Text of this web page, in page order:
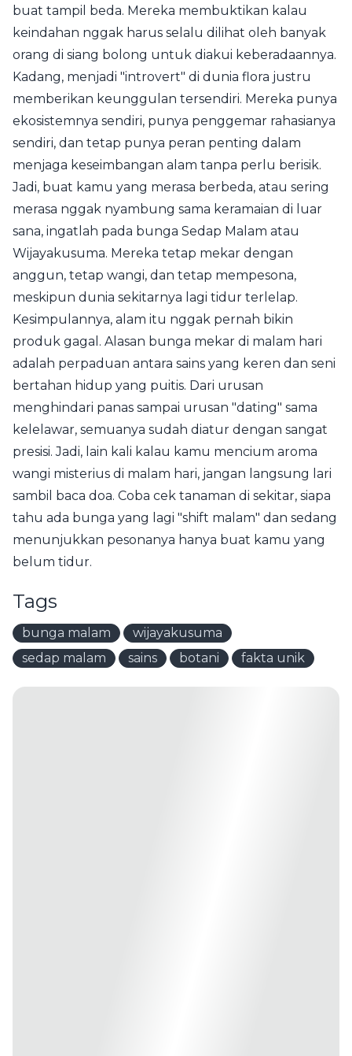
buat tampil beda. Mereka membuktikan kalau
keindahan nggak harus selalu dilihat oleh banyak
orang di siang bolong untuk diakui keberadaannya.
Kadang, menjadi "introvert" di dunia flora justru
memberikan keunggulan tersendiri. Mereka punya
ekosistemnya sendiri, punya penggemar rahasianya
sendiri, dan tetap punya peran penting dalam
menjaga keseimbangan alam tanpa perlu berisik.
Jadi, buat kamu yang merasa berbeda, atau sering
merasa nggak nyambung sama keramaian di luar
sana, ingatlah pada bunga Sedap Malam atau
Wijayakusuma. Mereka tetap mekar dengan
anggun, tetap wangi, dan tetap mempesona,
meskipun dunia sekitarnya lagi tidur terlelap.
Kesimpulannya, alam itu nggak pernah bikin
produk gagal. Alasan bunga mekar di malam hari
adalah perpaduan antara sains yang keren dan seni
bertahan hidup yang puitis. Dari urusan
menghindari panas sampai urusan "dating" sama
kelelawar, semuanya sudah diatur dengan sangat
presisi. Jadi, lain kali kalau kamu mencium aroma
wangi misterius di malam hari, jangan langsung lari
sambil baca doa. Coba cek tanaman di sekitar, siapa
tahu ada bunga yang lagi "shift malam" dan sedang
menunjukkan pesonanya hanya buat kamu yang
belum tidur.
Tags
bunga malam
wijayakusuma
sedap malam
sains botani fakta unik